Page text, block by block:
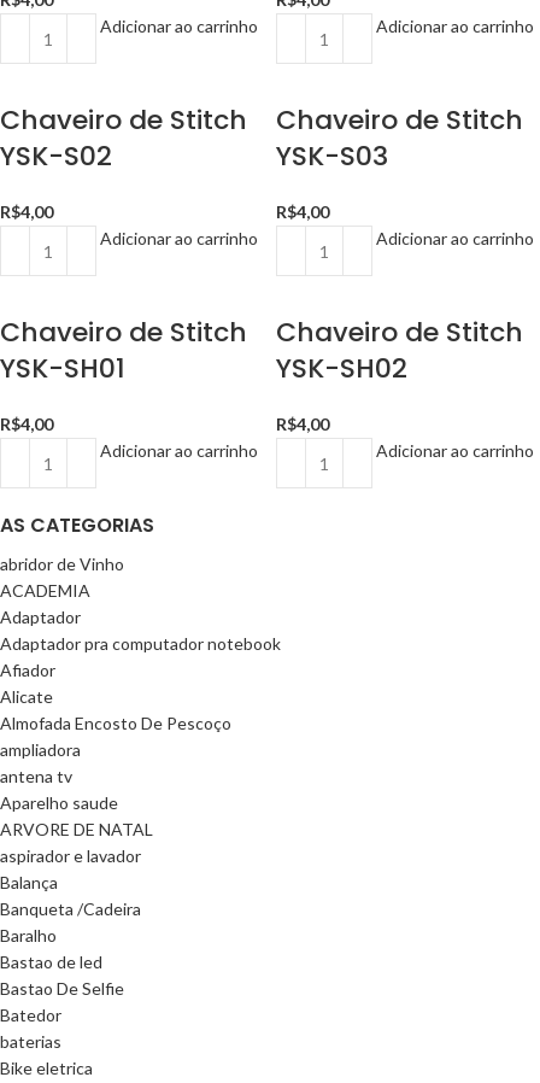
AS CATEGORIAS
abridor de Vinho
ACADEMIA
Adaptador
Adaptador pra computador notebook
Afiador
Alicate
Almofada Encosto De Pescoço
ampliadora
antena tv
Aparelho saude
ARVORE DE NATAL
aspirador e lavador
Balança
Banqueta /Cadeira
Baralho
Bastao de led
Bastao De Selfie
Batedor
baterias
Bike eletrica
Adicionar ao carrinho
Adicionar ao carrinho
Chaveiro de Stitch
YSK-S02
R$4,00
Adicionar ao carrinho
Chaveiro de Stitch
YSK-S03
R$4,00
Adicionar ao carrinho
Chaveiro de Stitch
YSK-SH01
R$4,00
Adicionar ao carrinho
Chaveiro de Stitch
YSK-SH02
R$4,00
Adicionar ao carrinho